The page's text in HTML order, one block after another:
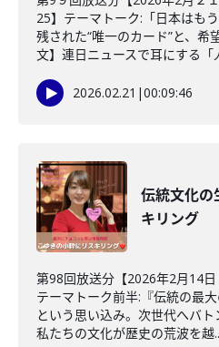
25】テーマトーク:「日本はも
残された“唯一のカード”と、希
文】連日ニュースで耳にする「
2026.02.21 |00:09:46
伝統文化の
キリング
第98回放送分【2026年2月14日
テーマトーク前半:『伝統の最
という思い込み。次世代へバト
私たちの文化が歴史の荒波を越